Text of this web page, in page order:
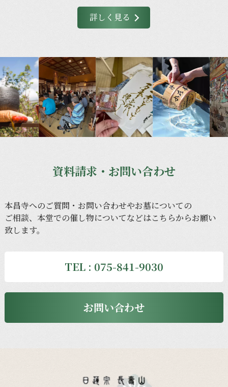
詳しく見る
資料請求・お問い合わせ
本昌寺へのご質問・ お問い合わせやお墓についての
ご相談、 本堂での催し物についてなどはこちらからお願い
致します。
TEL : 075-841-9030
お問い合わせ